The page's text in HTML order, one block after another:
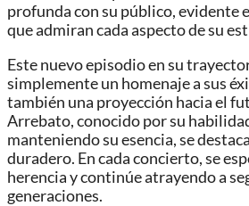
profunda con su público, evidente
que admiran cada aspecto de su
Este nuevo episodio en su
simplemente un homenaje a sus
también una proyección hacia el
Arrebato, conocido por su
manteniendo su esencia, se
duradero. En cada concierto, se
herencia y continúe atrayendo a
generaciones.